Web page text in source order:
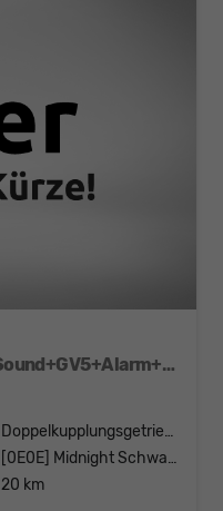
FR 150PS DSG Pano+Navi+Sound+GV5+Alarm+Kessy+Voll-LED+Sitzheizung
Doppelkupplungsgetriebe (DSG)
[0E0E] Midnight Schwarz Metallic
20 km